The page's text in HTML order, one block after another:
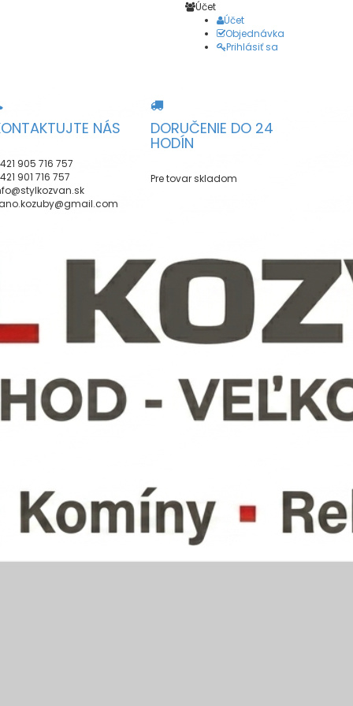
Účet
Účet
Objednávka
Prihlásiť sa
NÁS
905 716 757
901 716 757
DORUČENIE DO 24
HODÍN
Pre tovar skladom